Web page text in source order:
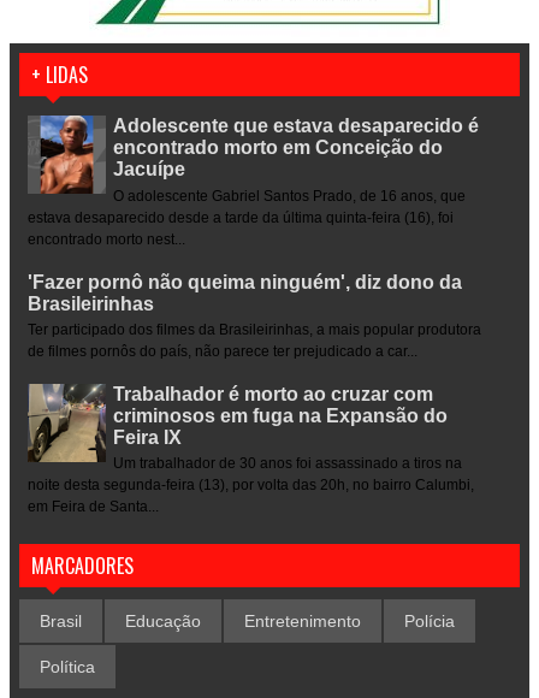
+ LIDAS
Adolescente que estava desaparecido é
encontrado morto em Conceição do
Jacuípe
O adolescente Gabriel Santos Prado, de 16 anos, que
estava desaparecido desde a tarde da última quinta-feira (16), foi
encontrado morto nest...
'Fazer pornô não queima ninguém', diz dono da
Brasileirinhas
Ter participado dos filmes da Brasileirinhas, a mais popular produtora
de filmes pornôs do país, não parece ter prejudicado a car...
Trabalhador é morto ao cruzar com
criminosos em fuga na Expansão do
Feira IX
Um trabalhador de 30 anos foi assassinado a tiros na
noite desta segunda-feira (13), por volta das 20h, no bairro Calumbi,
em Feira de Santa...
MARCADORES
Brasil Educação Entretenimento Polícia
Política